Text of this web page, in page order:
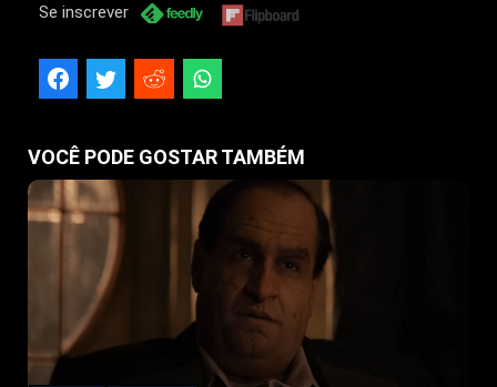
Se inscrever
VOCÊ PODE GOSTAR TAMBÉM